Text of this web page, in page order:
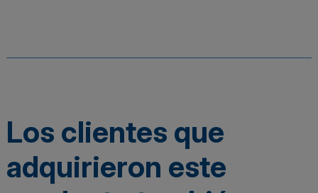
Los clientes que
adquirieron este